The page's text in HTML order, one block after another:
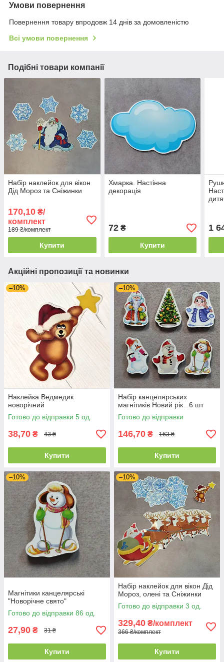
Умови повернення
Повернення товару впродовж 14 днів за домовленістю
Всі умови повернення
Подібні товари компанії
Набір наклейок для вікон
Дід Мороз та Сніжинки
170,10 ₴/
комплект
189 ₴/комплект
Купити
Хмарка. Настінна
декорація
72₴
Купити
1
Акційні пропозиції та новинки
–10%
Наклейка Ведмедик
новорічний
Готово до відправки 5 од.
38,70 ₴ 43 ₴
Купити
–10%
Набір канцелярських
магнітиків Новий рік . 6 шт
Готово до відправки
146,70 ₴ 163 ₴
Купити
–10%
Магнітики канцелярські
"Новорічне свято"
Готово до відправки 86 од.
27,90 ₴ 31 ₴
Купити
–10%
Набір наклейок для вікон Дід
Мороз, олені та Сніжинки
Готово до відправки 3 од.
329,40 ₴/комплект
366 ₴/комплект
Купити